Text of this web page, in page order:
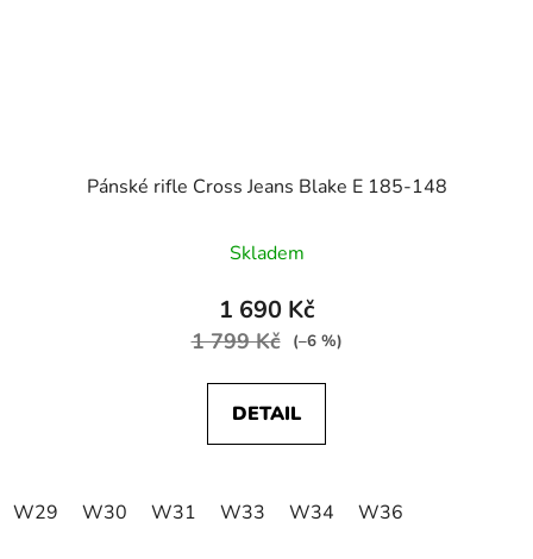
Pánské rifle Cross Jeans Blake E 185-148
Skladem
1 690 Kč
1 799 Kč (–6 %)
DETAIL
W29 W30 W31 W33 W34 W36